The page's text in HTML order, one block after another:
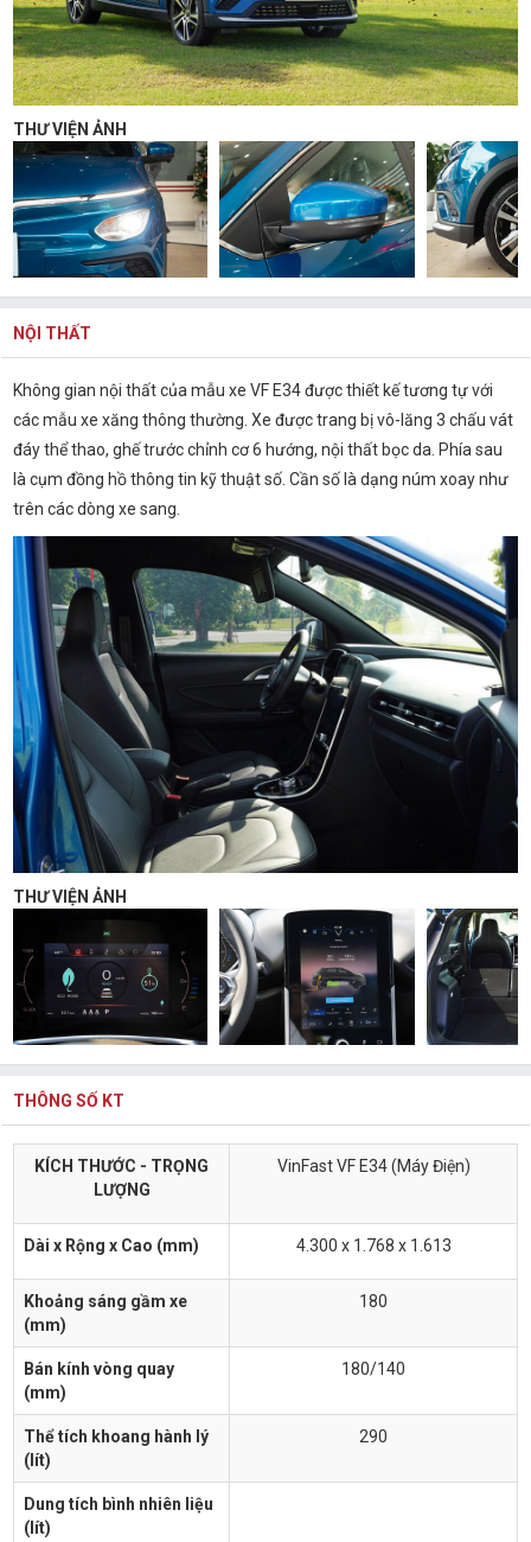
THƯ VIỆN ẢNH
NỘI THẤT
Không gian nội thất của mẫu xe VF E34 được thiết kế tương tự với
các mẫu xe xăng thông thường. Xe được trang bị vô-lăng 3 chấu vát
đáy thể thao, ghế trước chỉnh cơ 6 hướng, nội thất bọc da. Phía sau
là cụm đồng hồ thông tin kỹ thuật số. Cần số là dạng núm xoay như
trên các dòng xe sang.
THƯ VIỆN ẢNH
THÔNG SỐ KT
KÍCH THƯỚC - TRỌNG
LƯỢNG
VinFast VF E34 (Máy Điện)
Dài x Rộng x Cao (mm) 4.300 x 1.768 x 1.613
Khoảng sáng gầm xe
(mm)
180
Bán kính vòng quay
(mm)
180/140
Thể tích khoang hành lý
(lít)
290
Dung tích bình nhiên liệu
(lít)